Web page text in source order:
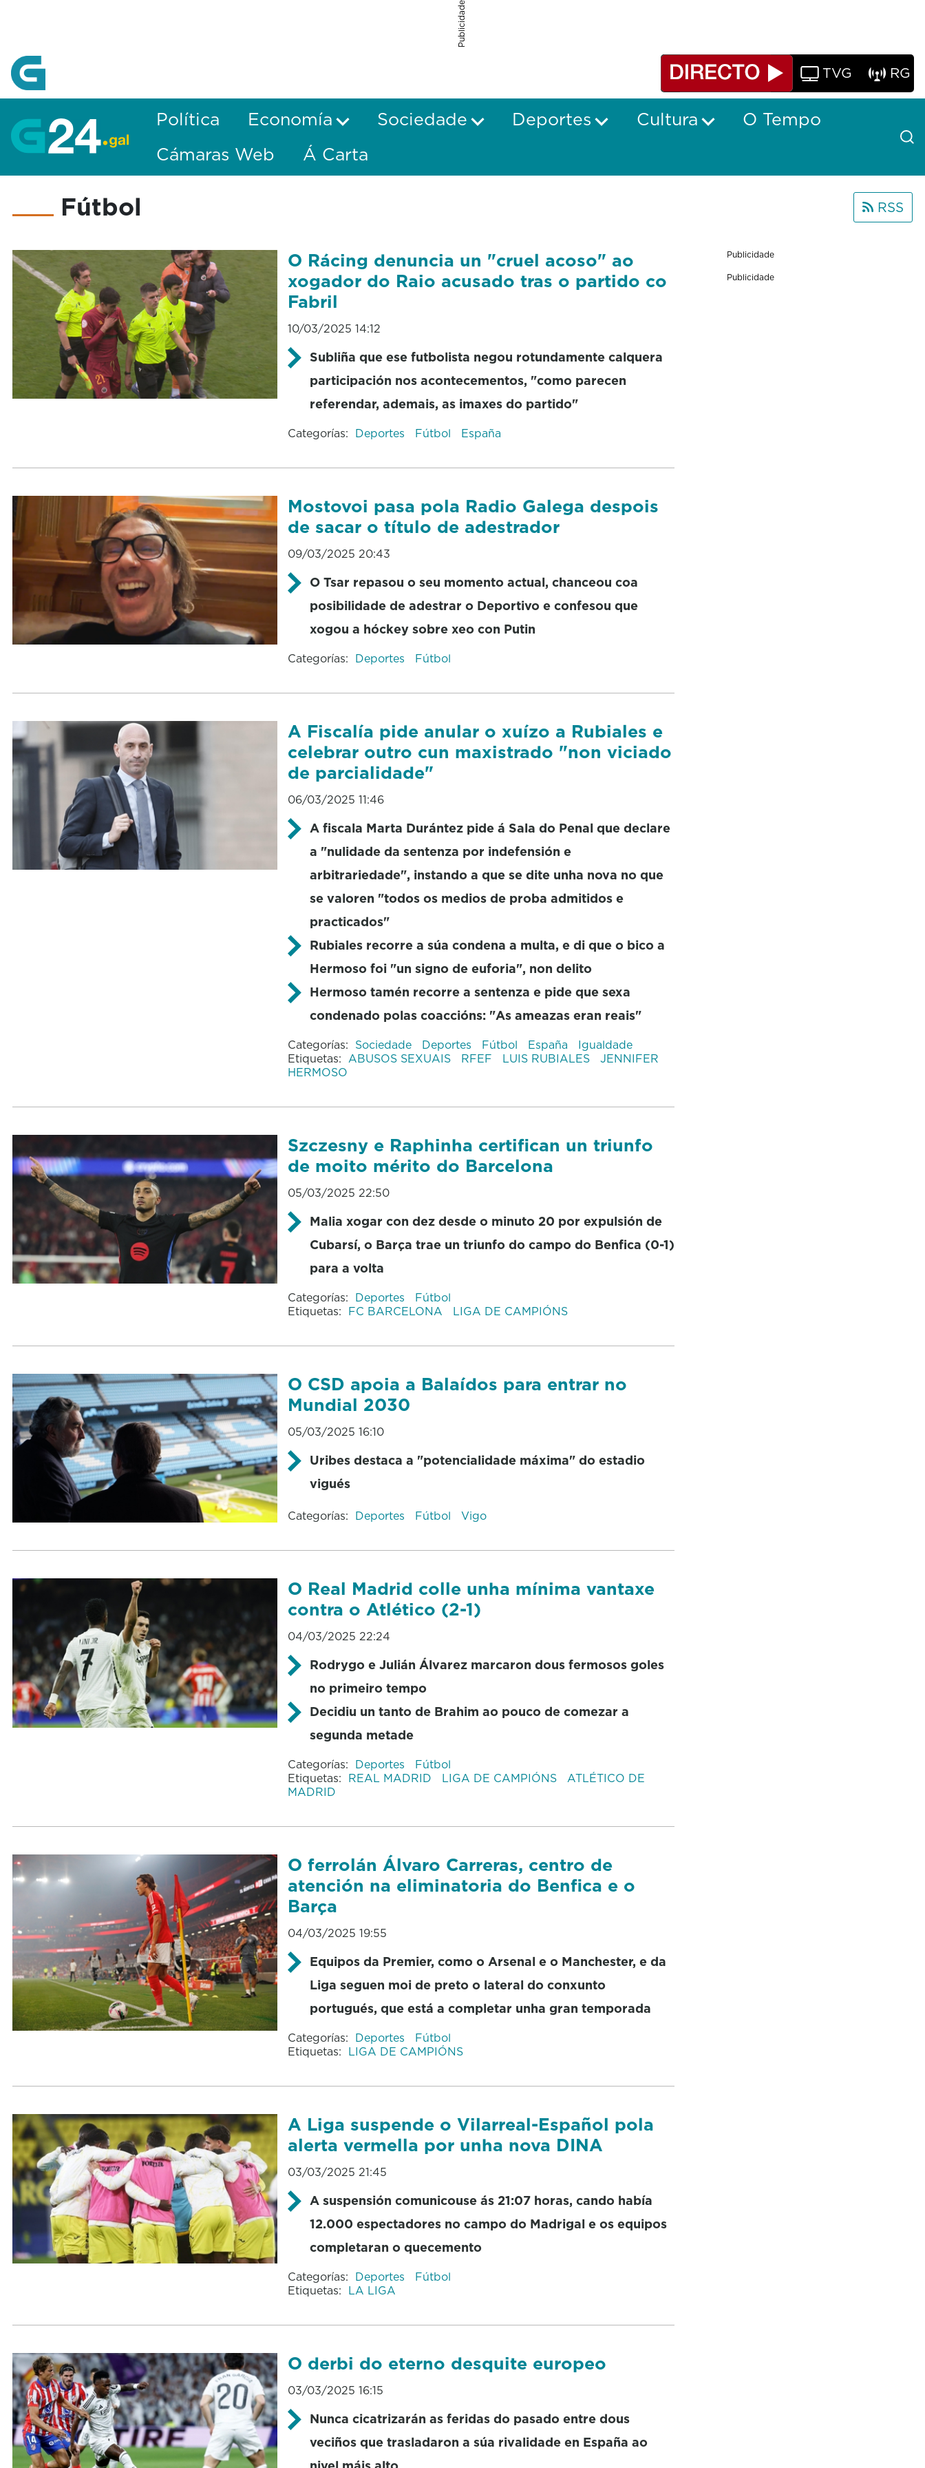
Publicidade
TVG RG
Política Economía Sociedade Deportes Cultura
O Tempo
Cámaras Web
Á Carta
Fútbol RSS
O Rácing denuncia un "cruel acoso" ao
xogador do Raio acusado tras o partido co
Fabril
10/03/2025 14:12
Subliña que ese futbolista negou rotundamente calquera
participación nos acontecementos, "como parecen
referendar, ademais, as imaxes do partido"
Categorías: Deportes Fútbol España
Mostovoi pasa pola Radio Galega despois
de sacar o título de adestrador
09/03/2025 20:43
O Tsar repasou o seu momento actual, chanceou coa
posibilidade de adestrar o Deportivo e confesou que
xogou a hóckey sobre xeo con Putin
Categorías: Deportes Fútbol
A Fiscalía pide anular o xuízo a Rubiales e
celebrar outro cun maxistrado "non viciado
de parcialidade"
06/03/2025 11:46
A fiscala Marta Durántez pide á Sala do Penal que declare
a "nulidade da sentenza por indefensión e
arbitrariedade", instando a que se dite unha nova no que
se valoren "todos os medios de proba admitidos e
practicados"
Rubiales recorre a súa condena a multa, e di que o bico a
Hermoso foi "un signo de euforia", non delito
Hermoso tamén recorre a sentenza e pide que sexa
condenado polas coaccións: "As ameazas eran reais"
Categorías: Sociedade Deportes Fútbol España
Igualdade
Etiquetas: ABUSOS SEXUAIS RFEF LUIS RUBIALES
JENNIFER
HERMOSO
Szczesny e Raphinha certifican un triunfo
de moito mérito do Barcelona
05/03/2025 22:50
Malia xogar con dez desde o minuto 20 por expulsión de
Cubarsí, o Barça trae un triunfo do campo do Benfica (0-1)
para a volta
Categorías: Deportes
Fútbol
Etiquetas: FC BARCELONA LIGA DE CAMPIÓNS
O CSD apoia a Balaídos para entrar no
Mundial 2030
05/03/2025 16:10
Uribes destaca a "potencialidade máxima" do estadio
vigués
Categorías: Deportes Fútbol Vigo
O Real Madrid colle unha mínima vantaxe
contra o Atlético (2-1)
04/03/2025 22:24
Rodrygo e Julián Álvarez marcaron dous fermosos goles
no primeiro tempo
Decidiu un tanto de Brahim ao pouco de comezar a
segunda metade
Categorías: Deportes
Fútbol
Etiquetas: REAL MADRID LIGA DE CAMPIÓNS
ATLÉTICO DE
MADRID
O ferrolán Álvaro Carreras, centro de
atención na eliminatoria do Benfica e o
Barça
04/03/2025 19:55
Equipos da Premier, como o Arsenal e o Manchester, e da
Liga seguen moi de preto o lateral do conxunto
portugués, que está a completar unha gran temporada
Categorías: Deportes
Fútbol
Etiquetas: LIGA DE CAMPIÓNS
A Liga suspende o Vilarreal-Español pola
alerta vermella por unha nova DINA
03/03/2025 21:45
A suspensión comunicouse ás 21:07 horas, cando había
12.000 espectadores no campo do Madrigal e os equipos
completaran o quecemento
Categorías: Deportes
Fútbol
Etiquetas: LA LIGA
O derbi do eterno desquite europeo
03/03/2025 16:15
Nunca cicatrizarán as feridas do pasado entre dous
veciños que trasladaron a súa rivalidade en España ao
Publicidade
Publicidade